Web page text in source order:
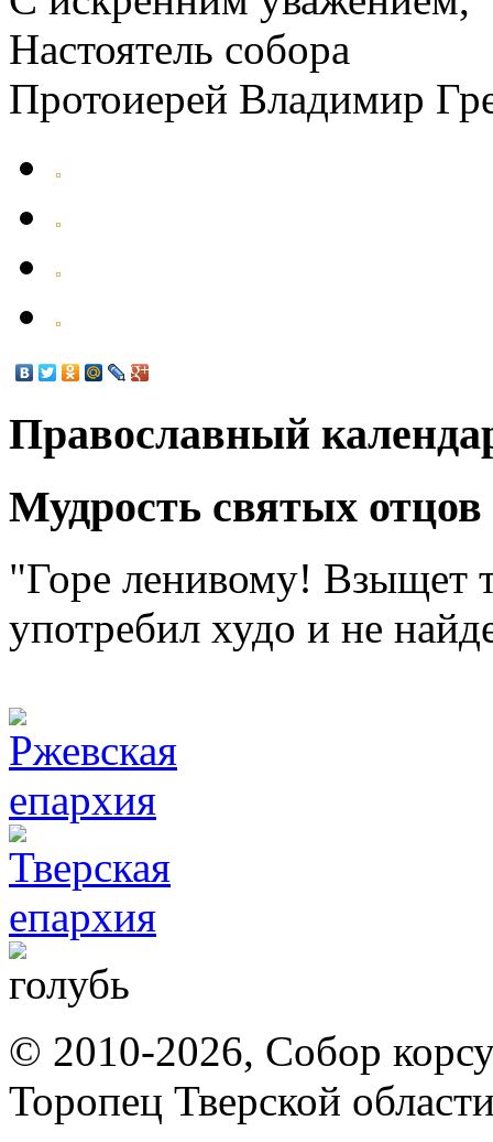
Настоятель собора
Протоиерей Владимир
Православный
Мудрость святых отцов
"Горе ленивому! Взыщет
употребил худо и не
© 2010-2026, Собор
Торопец Тверской